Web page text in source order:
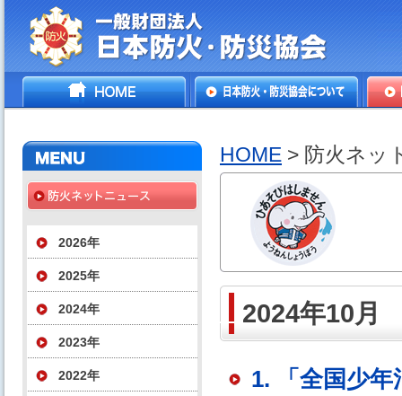
一般財団法人日本防火・防
HOME
2026年
2025年
2024年
2023年
2022年
HOME > 防火ネッ
2024年10月
1. 「全国少